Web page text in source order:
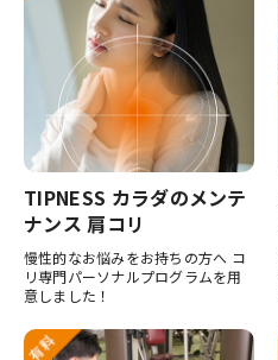
TIPNESS カラダのメンテ
ナンス 肩コリ
慢性的なお悩みをお持ちの方へ コ
リ専門パーソナルプログラムを用
意しました！